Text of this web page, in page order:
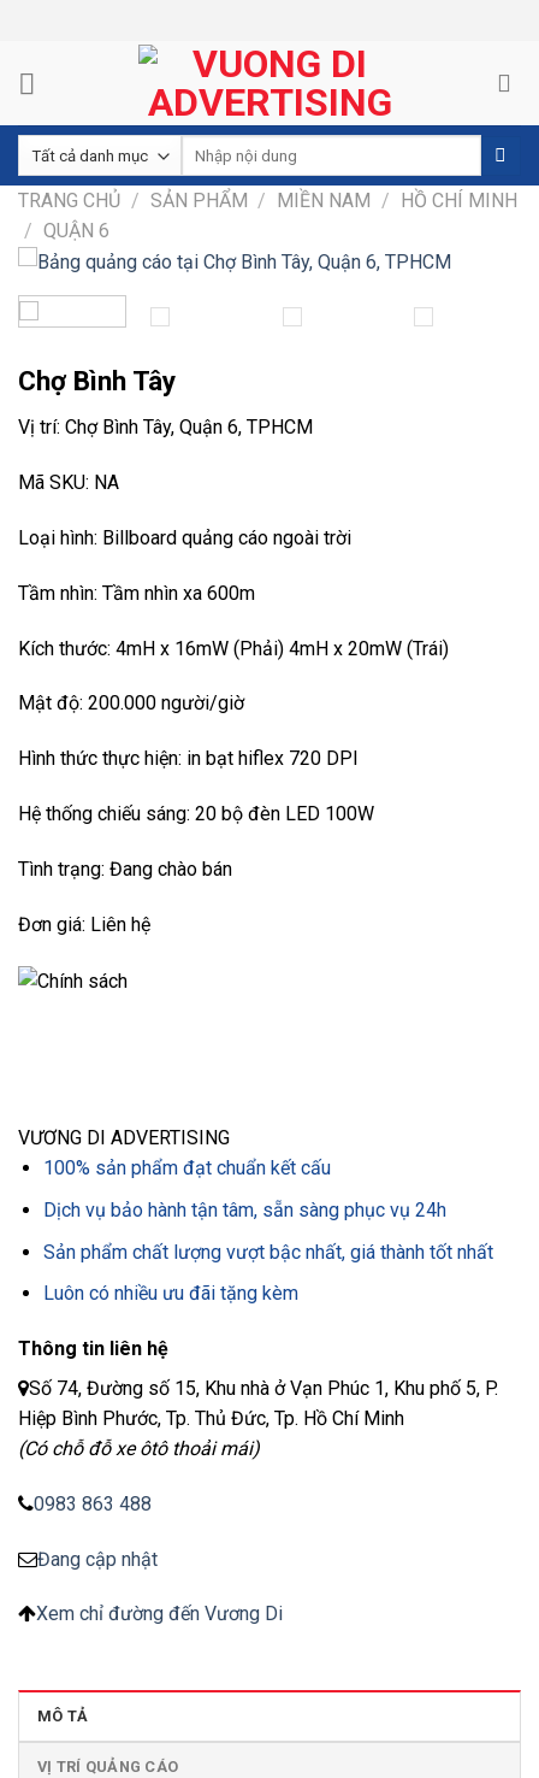
content
TRANG CHỦ / SẢN PHẨM / MIỀN NAM / HỒ CHÍ MINH
/ QUẬN 6
Chợ Bình Tây
Vị trí: Chợ Bình Tây, Quận 6, TPHCM
Mã SKU: NA
Loại hình: Billboard quảng cáo ngoài trời
Tầm nhìn: Tầm nhìn xa 600m
Kích thước: 4mH x 16mW (Phải) 4mH x 20mW (Trái)
Mật độ: 200.000 người/giờ
Hình thức thực hiện: in bạt hiflex 720 DPI
Hệ thống chiếu sáng: 20 bộ đèn LED 100W
Tình trạng: Đang chào bán
Đơn giá: Liên hệ
VƯƠNG DI ADVERTISING
100% sản phẩm đạt chuẩn kết cấu
Dịch vụ bảo hành tận tâm, sẵn sàng phục vụ 24h
Sản phẩm chất lượng vượt bậc nhất, giá thành tốt nhất
Luôn có nhiều ưu đãi tặng kèm
Thông tin liên hệ
Số 74, Đường số 15, Khu nhà ở Vạn Phúc 1, Khu phố 5, P.
Hiệp Bình Phước, Tp. Thủ Đức, Tp. Hồ Chí Minh
(Có chỗ đỗ xe ôtô thoải mái)
0983 863 488
Đang cập nhật
Xem chỉ đường đến Vương Di
MÔ TẢ
VỊ TRÍ QUẢNG CÁO